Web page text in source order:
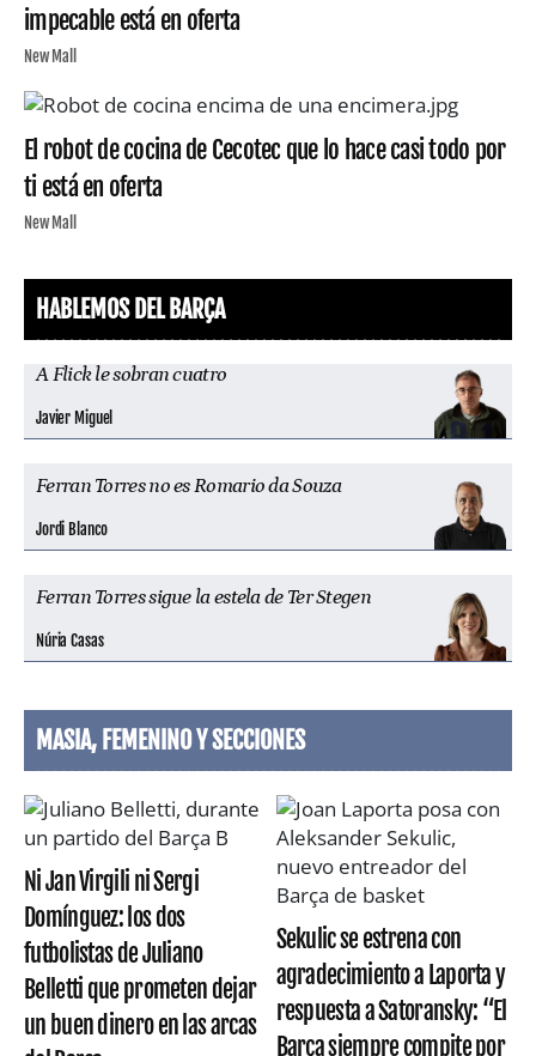
impecable está en oferta
New Mall
El robot de cocina de Cecotec que lo hace casi todo por
ti está en oferta
New Mall
HABLEMOS DEL BARÇA
A Flick le sobran cuatro
Javier Miguel
Ferran Torres no es Romario da Souza
Jordi Blanco
Ferran Torres sigue la estela de Ter Stegen
Núria Casas
MASIA, FEMENINO Y SECCIONES
Ni Jan Virgili ni Sergi
Domínguez: los dos
futbolistas de Juliano
Belletti que prometen dejar
un buen dinero en las arcas
Sekulic se estrena con
agradecimiento a Laporta y
respuesta a Satoransky: “El
Barça siempre compite por